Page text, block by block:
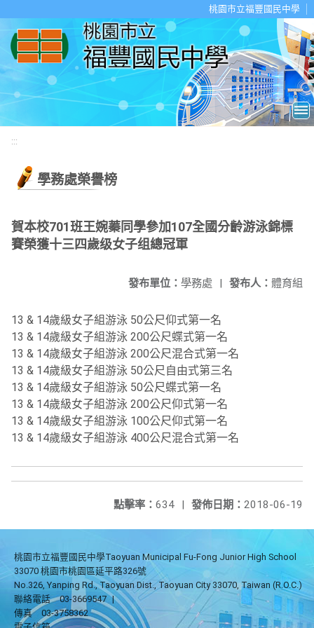
桃園市立福豐國民中學
:::
學務處榮譽榜
賀本校701班王婉蓁同學參加107全國分齡游泳錦標
賽榮獲十三四歲级女子组總冠軍
發布人： 體育組
發布單位： 學務處 |
13 & 14歲級女子組游泳 50公尺仰式第一名
13 & 14歲級女子組游泳 200公尺蝶式第一名
13 & 14歲級女子組游泳 200公尺混合式第一名
13 & 14歲級女子組游泳 50公尺自由式第三名
13 & 14歲級女子組游泳 50公尺蝶式第一名
13 & 14歲級女子組游泳 200公尺仰式第一名
13 & 14歲級女子組游泳 100公尺仰式第一名
13 & 14歲級女子組游泳 400公尺混合式第一名
發佈日期： 2018-06-19
點擊率： 634 |
桃園市立福豐國民中學Taoyuan Municipal Fu-Fong Junior High School
33070 桃園市桃園區延平路326號
No.326, Yanping Rd., Taoyuan Dist., Taoyuan City 33070, Taiwan (R.O.C.)
聯絡電話
03-3669547 |
傳真
03-3758362